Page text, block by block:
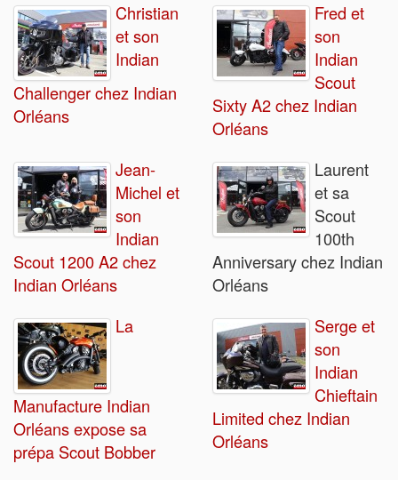
Christian
et son
Indian
Challenger chez Indian
Orléans
Fred et
son
Indian
Scout
Sixty A2 chez Indian
Orléans
Jean-
Michel et
son
Indian
Scout 1200 A2 chez
Indian Orléans
Laurent
et sa
Scout
100th
Anniversary chez Indian
Orléans
La
Manufacture Indian
Orléans expose sa
prépa Scout Bobber
Serge et
son
Indian
Chieftain
Limited chez Indian
Orléans